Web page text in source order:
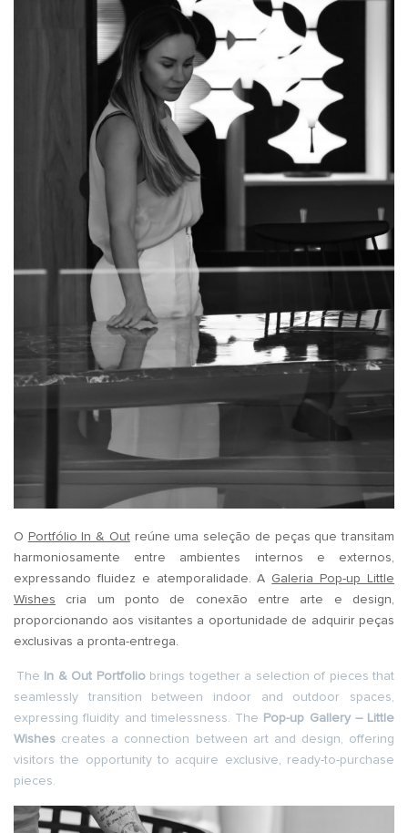
O Portfólio In & Outreúne uma seleção de peças que transitam
harmoniosamente entre ambientes internos e externos,
expressando fluidez e atemporalidade. A Galeria Pop-up Little
Wishes cria um ponto de conexão entre arte e design,
proporcionando aos visitantes a oportunidade de adquirir peças
exclusivas a pronta-entrega.
The In & Out Portfoliobrings together a selection of pieces that
seamlessly transition between indoor and outdoor spaces,
expressing fluidity and timelessness. The Pop-up Gallery – Little
Wishes creates a connection between art and design, offering
visitors the opportunity to acquire exclusive, ready-to-purchase
pieces.